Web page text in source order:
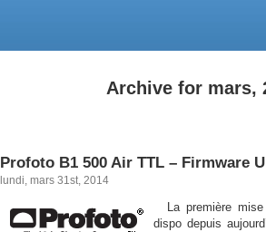
Archive for mars,
Profoto B1 500 Air TTL – Firmware
lundi, mars 31st, 2014
La première
dispo depuis